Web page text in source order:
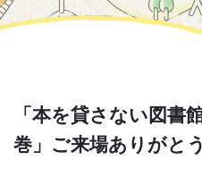
「本を貸さない図書
巻」ご来場ありがと